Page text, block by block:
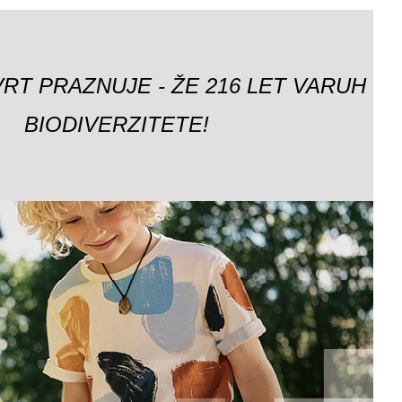
PRAZNUJE - ŽE 216 LET VARUH
BIODIVERZITETE!